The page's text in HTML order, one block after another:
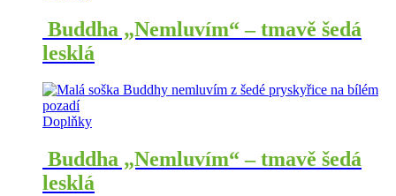
Buddha „Nemluvím“ – tmavě šedá
lesklá
Doplňky
Buddha „Nemluvím“ – tmavě šedá
lesklá